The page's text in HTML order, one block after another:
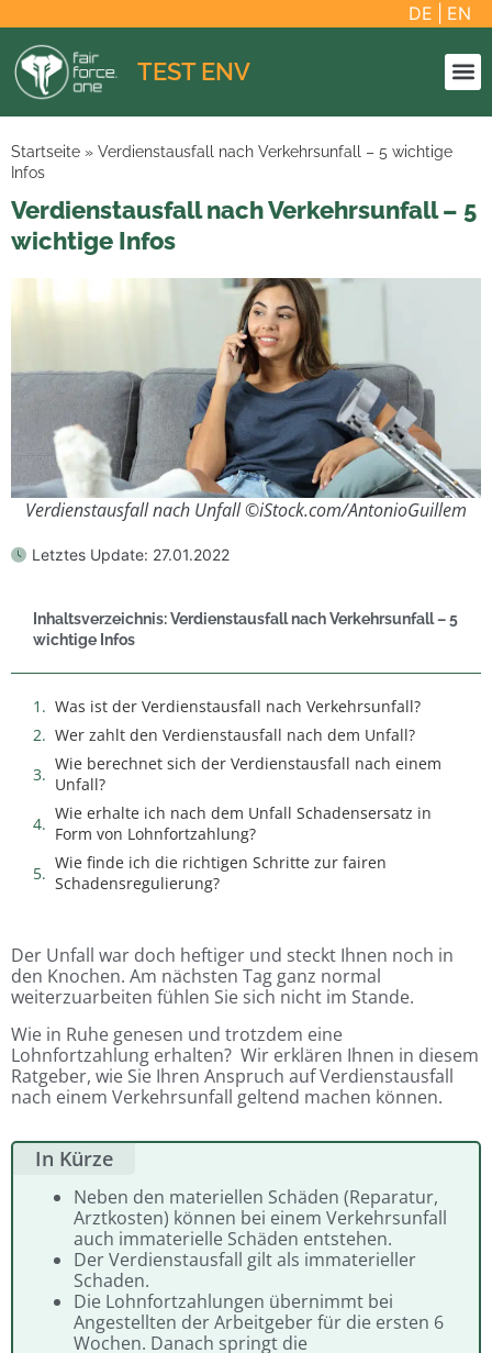
DE EN
TEST ENV
Startseite » Verdienstausfall nach Verkehrsunfall – 5 wichtige
Infos
Verdienstausfall nach Verkehrsunfall – 5
wichtige Infos
Verdienstausfall nach Unfall ©iStock.com/AntonioGuillem
Letztes Update: 27.01.2022
Inhaltsverzeichnis: Verdienstausfall nach Verkehrsunfall – 5
wichtige Infos
Was ist der Verdienstausfall nach Verkehrsunfall?
Wer zahlt den Verdienstausfall nach dem Unfall?
Wie berechnet sich der Verdienstausfall nach einem
Unfall?
Wie erhalte ich nach dem Unfall Schadensersatz in
Form von Lohnfortzahlung?
Wie finde ich die richtigen Schritte zur fairen
Schadensregulierung?
Der Unfall war doch heftiger und steckt Ihnen noch in
den Knochen. Am nächsten Tag ganz normal
weiterzuarbeiten fühlen Sie sich nicht im Stande.
Wie in Ruhe genesen und trotzdem eine
Lohnfortzahlung erhalten? Wir erklären Ihnen in diesem
Ratgeber, wie Sie Ihren Anspruch auf Verdienstausfall
nach einem Verkehrsunfall geltend machen können.
In Kürze
Neben den materiellen Schäden (Reparatur,
Arztkosten) können bei einem Verkehrsunfall
auch immaterielle Schäden entstehen.
Der Verdienstausfall gilt als immaterieller
Schaden.
Die Lohnfortzahlungen übernimmt bei
Angestellten der Arbeitgeber für die ersten 6
Wochen. Danach springt die